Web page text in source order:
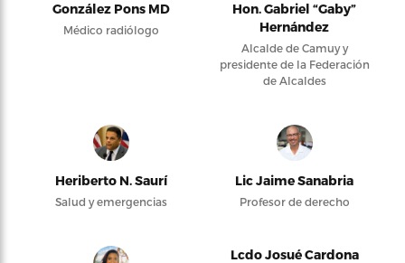
González Pons MD
Médico radiólogo
Hon. Gabriel “Gaby”
Hernández
Alcalde de Camuy y
presidente de la Federación
de Alcaldes
Heriberto N. Saurí
Salud y emergencias
Lic Jaime Sanabria
Profesor de derecho
Lcdo Josué Cardona